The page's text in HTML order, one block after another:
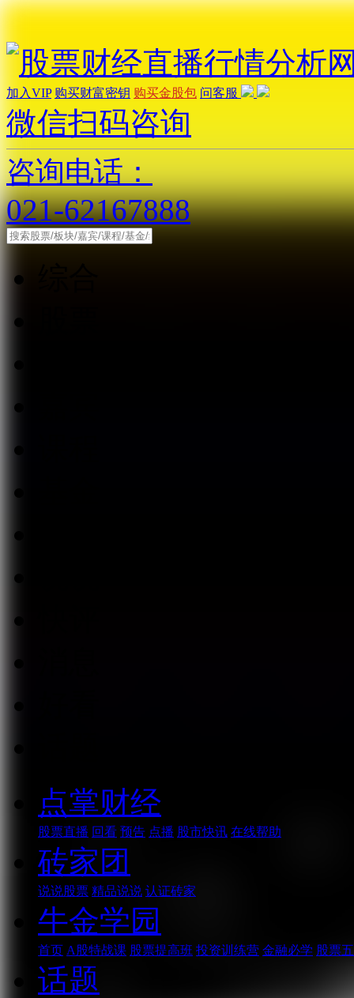
加入VIP 购买财富密钥 购买金股包 问客服
微信扫码咨询
咨询电话：
021-62167888
点掌财经
股票直播 回看 预告 点播 股市快讯 在线帮助
砖家团
说说股票 精品说说 认证砖家
牛金学园
首页 A股特战课 股票提高班 投资训练营 金融必学 股票
话题